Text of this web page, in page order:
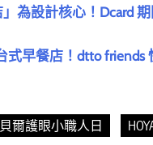
為設計核心！Dcard
式早餐店！dtto friends
貝爾護眼小職人日